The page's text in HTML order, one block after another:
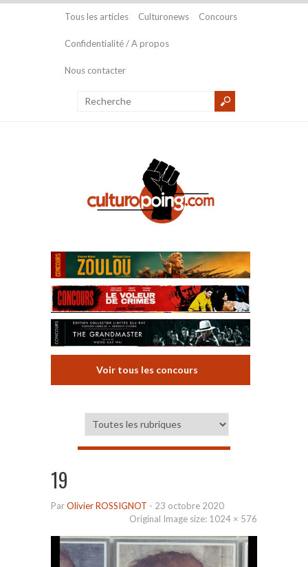
Tous les articles Culturonews Concours
Confidentialité / A propos
Nous contacter
Voir tous les concours
19
ParOlivier ROSSIGNOT - 23 octobre 2020
Original Image size: 1024 × 576